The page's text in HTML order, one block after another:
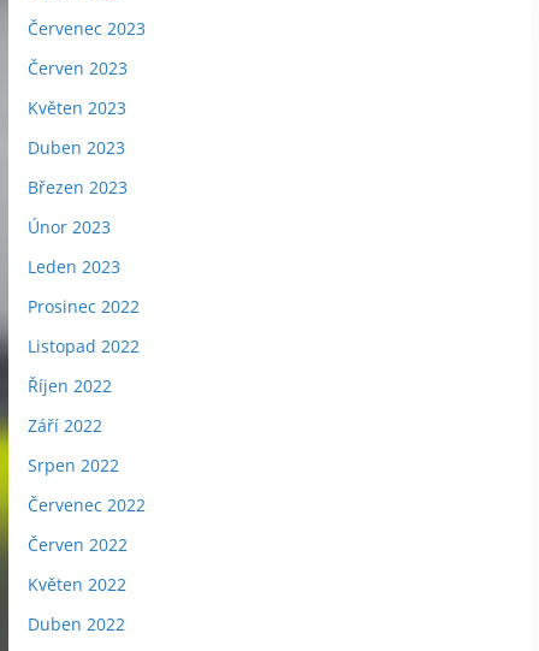
Červenec 2023
Červen 2023
Květen 2023
Duben 2023
Březen 2023
Únor 2023
Leden 2023
Prosinec 2022
Listopad 2022
Říjen 2022
Září 2022
Srpen 2022
Červenec 2022
Červen 2022
Květen 2022
Duben 2022